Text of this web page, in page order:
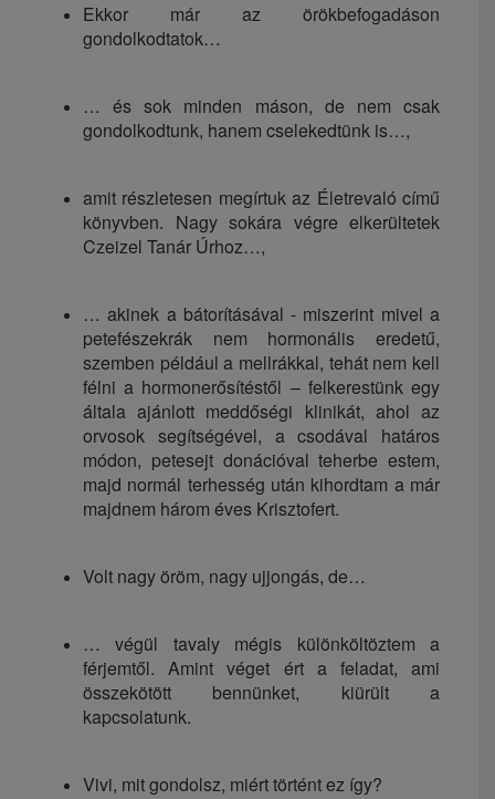
Ekkor már az örökbefogadáson
gondolkodtatok…
… és sok minden máson, de nem csak
gondolkodtunk, hanem cselekedtünk is…,
amit részletesen megírtuk az Életrevaló című
könyvben. Nagy sokára végre elkerültetek
Czeizel Tanár Úrhoz…,
… akinek a bátorításával - miszerint mivel a
petefészekrák nem hormonális eredetű,
szemben például a mellrákkal, tehát nem kell
félni a hormonerősítéstől – felkerestünk egy
általa ajánlott meddőségi klinikát, ahol az
orvosok segítségével, a csodával határos
módon, petesejt donációval teherbe estem,
majd normál terhesség után kihordtam a már
majdnem három éves Krisztofert.
Volt nagy öröm, nagy ujjongás, de…
… végül tavaly mégis különköltöztem a
férjemtől. Amint véget ért a feladat, ami
összekötött bennünket, kiürült a
kapcsolatunk.
Vivi, mit gondolsz, miért történt ez így?